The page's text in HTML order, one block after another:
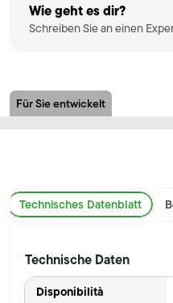
Wie geht es dir?
Schreiben Sie an einen
Für Sie entwickelt
Technisches Datenblatt
Technische Daten
Disponibilità